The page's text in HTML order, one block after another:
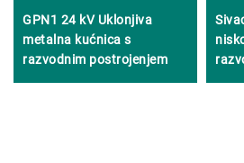
GPN1 24 kV Uklonjiva
metalna kućnica s
razvodnim postrojenjem